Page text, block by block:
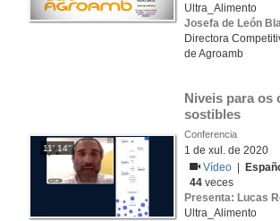
Ultra_Alimento
Josefa de León
Directora
de Agroamb
11' 14''
Niveis para os
sostibles
Conferencia
1 de xul. de 2020
Vídeo
44 veces
Presenta: Lucas
Ultra_Alimento